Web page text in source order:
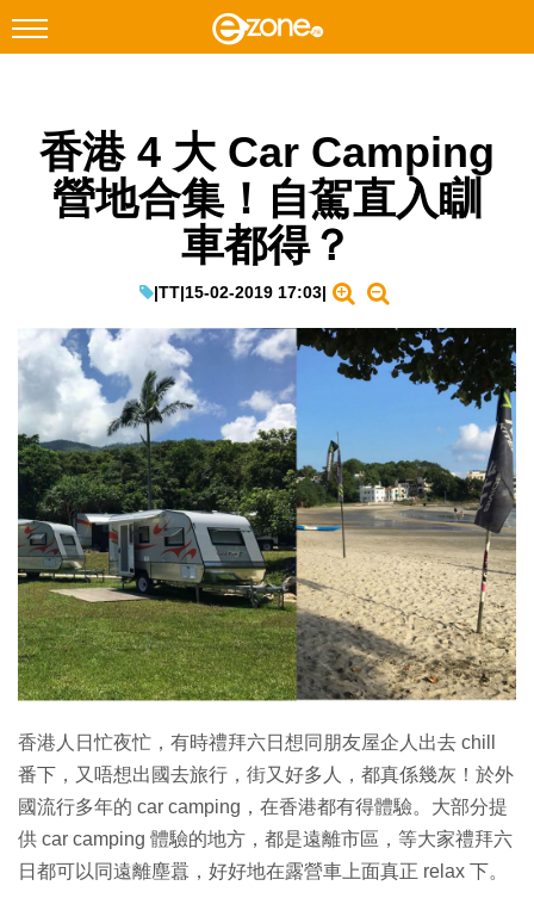
Facebook Instagram
科技焦點
教學評測
EduTech
IT Times
生成式AI與雲端應用
Enterprise Digital Transformation
特集
香港 4 大 Car Camping
營地合集！自駕直入瞓
車都得？
|TT|15-02-2019 17:03|
香港人日忙夜忙，有時禮拜六日想同朋友屋企人出去 chill
番下，又唔想出國去旅行，街又好多人，都真係幾灰！於外
國流行多年的 car camping，在香港都有得體驗。大部分提
供 car camping 體驗的地方，都是遠離市區，等大家禮拜六
日都可以同遠離塵囂，好好地在露營車上面真正 relax 下。